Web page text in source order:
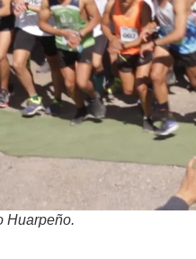
Huarpeño.